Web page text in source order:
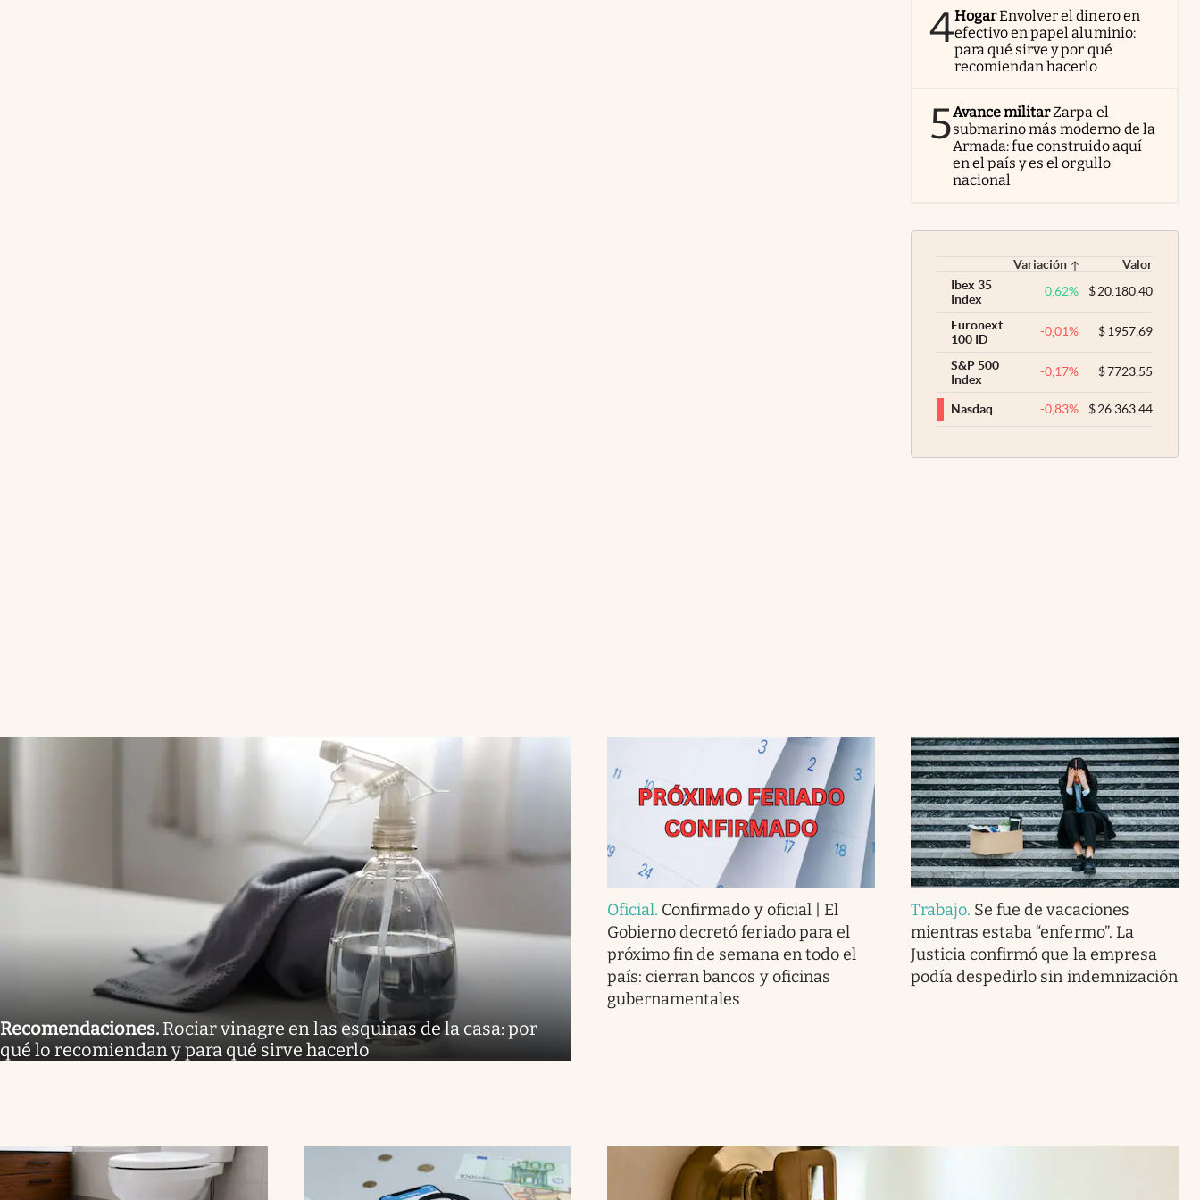
4HogarEnvolver el dinero en
efectivo en papel aluminio:
para qué sirve y por qué
recomiendan hacerlo
5Avance militarZarpa el
submarino más moderno de la
Armada: fue construido aquí
en el país y es el orgullo
nacional
Variación
Valor
Ibex 35
Index
0,62% $20.180,40
Euronext
100 ID
-0,01% $1957,69
S&P 500
Index
-0,17% $7723,55
Nasdaq -0,83% $26.363,44
Recomendaciones. Rociar vinagre en las esquinas de la casa: por
qué lo recomiendan y para qué sirve hacerlo
Oficial. Confirmado y oficial | El
Gobierno decretó feriado para el
próximo fin de semana en todo el
país: cierran bancos y oficinas
gubernamentales
Trabajo. Se fue de vacaciones
mientras estaba “enfermo”. La
Justicia confirmó que la empresa
podía despedirlo sin indemnización